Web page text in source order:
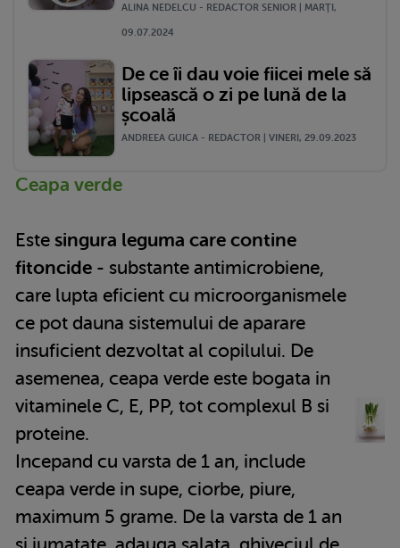
ALINA NEDELCU - REDACTOR SENIOR | MARŢI,
09.07.2024
De ce îi dau voie fiicei mele să
lipsească o zi pe lună de la
școală
ANDREEA GUICA - REDACTOR | VINERI, 29.09.2023
Ceapa verde
Este singura leguma care contine
fitoncide - substante antimicrobiene,
care lupta eficient cu microorganismele
ce pot dauna sistemului de aparare
insuficient dezvoltat al copilului. De
asemenea, ceapa verde este bogata in
vitaminele C, E, PP, tot complexul B si
proteine.
Incepand cu varsta de 1 an, include
ceapa verde in supe, ciorbe, piure,
maximum 5 grame. De la varsta de 1 an